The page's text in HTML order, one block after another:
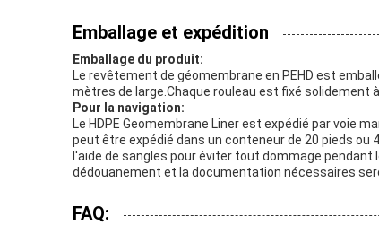
Emballage et expédition
Emballage du produit:
Le revêtement de géomembrane en PEHD est
mètres de large.Chaque rouleau est fixé solidement
Pour la navigation:
Le HDPE Geomembrane Liner est expédié par voie
peut être expédié dans un conteneur de 20 pieds
l'aide de sangles pour éviter tout dommage
dédouanement et la documentation nécessaires
FAQ: